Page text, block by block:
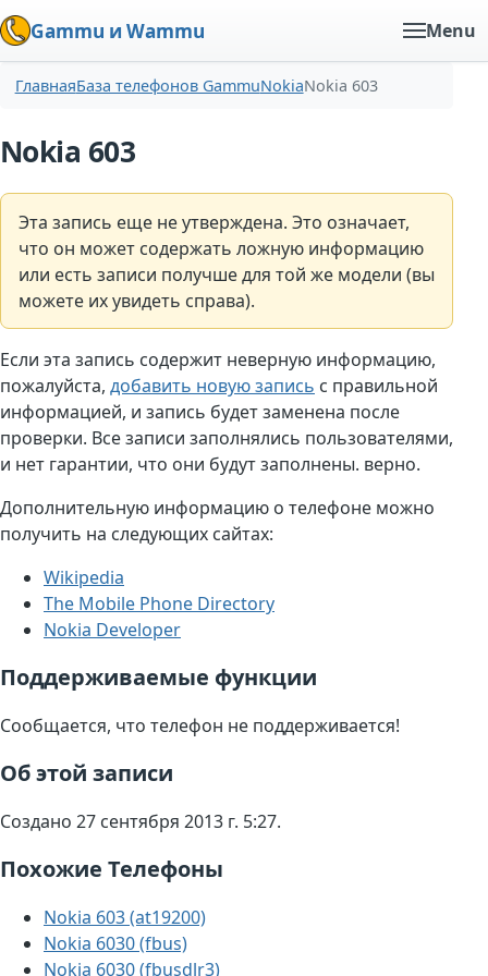
Gammu и Wammu Menu
ГлавнаяБаза телефонов GammuNokiaNokia 603
Nokia 603
Эта запись еще не утверждена. Это означает,
что он может содержать ложную информацию
или есть записи получше для той же модели (вы
можете их увидеть справа).
Если эта запись содержит неверную информацию,
пожалуйста, добавить новую запись с правильной
информацией, и запись будет заменена после
проверки. Все записи заполнялись пользователями,
и нет гарантии, что они будут заполнены. верно.
Дополнительную информацию о телефоне можно
получить на следующих сайтах:
Wikipedia
The Mobile Phone Directory
Nokia Developer
Поддерживаемые функции
Сообщается, что телефон не поддерживается!
Об этой записи
Создано 27 сентября 2013 г. 5:27.
Похожие Телефоны
Nokia 603 (at19200)
Nokia 6030 (fbus)
Nokia 6030 (fbusdlr3)